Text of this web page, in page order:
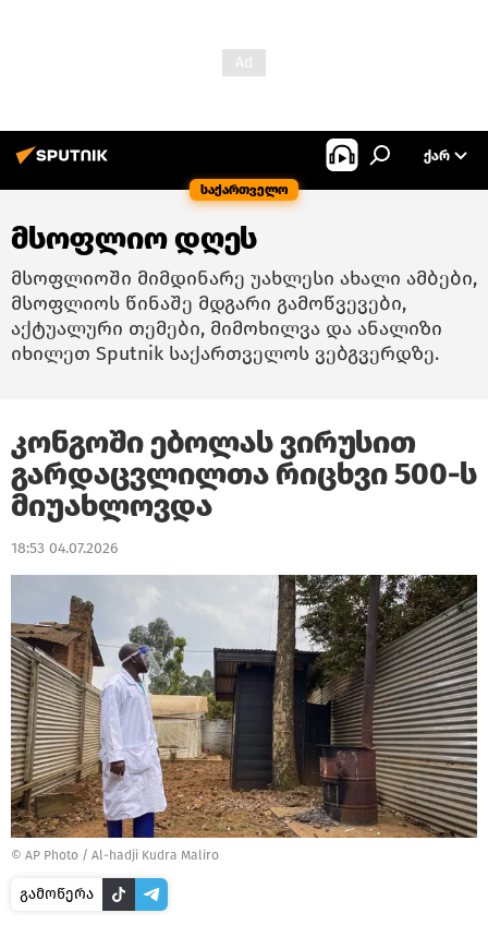
საქართველო
ᲥᲐᲠ
მსოფლიო დღეს
მსოფლიოში მიმდინარე უახლესი ახალი ამბები,
მსოფლიოს წინაშე მდგარი გამოწვევები,
აქტუალური თემები, მიმოხილვა და ანალიზი
იხილეთ Sputnik საქართველოს ვებგვერდზე.
კონგოში ებოლას ვირუსით
გარდაცვლილთა რიცხვი 500-ს
მიუახლოვდა
18:53 04.07.2026
© AP Photo / Al-hadji Kudra Maliro
გამოწერა